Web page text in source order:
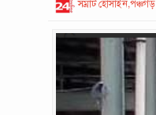
সম্রাট হোসাইন,পঞ্চগড়